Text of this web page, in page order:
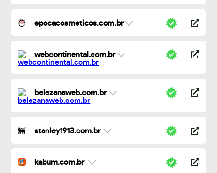
epocacosmeticos.com.br
webcontinental.com.br
belezanaweb.com.br
stanley1913.com.br
kabum.com.br